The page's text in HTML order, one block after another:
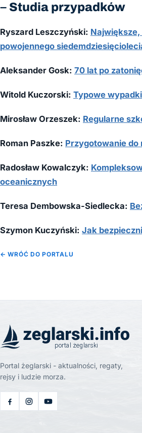
– Studia przypadków
Ryszard Leszczyński:
powojennego
Aleksander Gosk: 70 lat po
Witold Kuczorski: Typowe
Mirosław Orzeszek: Regularne
Roman Paszke: Przygotowanie
Radosław Kowalczyk:
oceanicznych
Teresa Dembowska-Siedlecka:
Szymon Kuczyński: Jak
← WRÓĆ DO PORTALU
Portal żeglarski - aktualności, regaty,
rejsy i ludzie morza.